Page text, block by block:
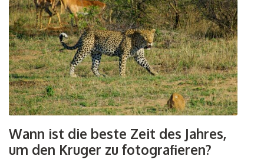
Wann ist die beste Zeit des Jahres,
um den Kruger zu fotografieren?